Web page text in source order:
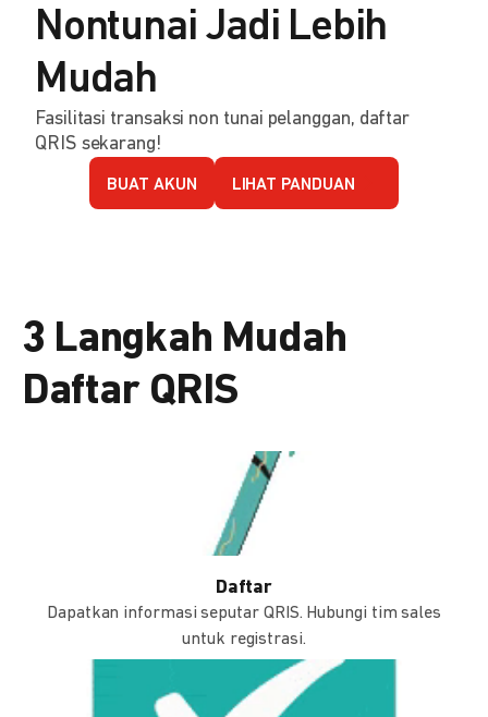
Nontunai Jadi Lebih
Mudah
Fasilitasi transaksi non tunai pelanggan, daftar
QRIS sekarang!
BUAT AKUN LIHAT PANDUAN
3 Langkah Mudah
Daftar QRIS
Daftar
Dapatkan informasi seputar QRIS. Hubungi tim sales
untuk registrasi.